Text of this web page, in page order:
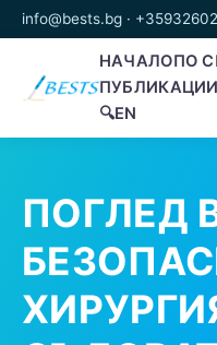
info@bests.bg ·
НАЧАЛОПО
ПУБЛИКАЦИИ
🔍EN
ПОГЛЕД